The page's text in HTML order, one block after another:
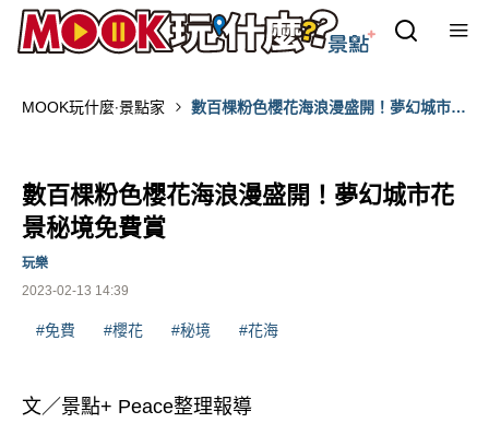
MOOK玩什麼‧景點家
數百棵粉色櫻花海浪漫盛開！夢幻城市花
數百棵粉色櫻花海浪漫盛開！夢幻城市花
景秘境免費賞
2023-02-13 14:39
玩樂
#免費 #櫻花 #秘境 #花海
文／景點+ Peace整理報導